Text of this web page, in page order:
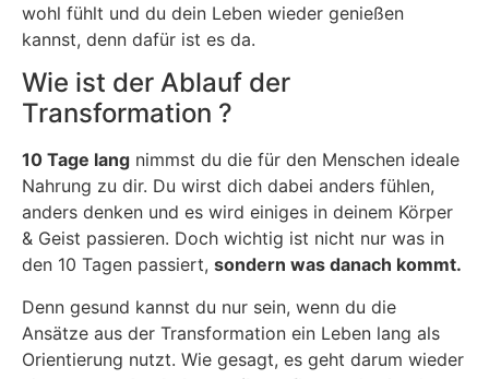
wohl fühlt und du dein Leben wieder genießen
kannst, denn dafür ist es da.
Wie ist der Ablauf der
Transformation ?
10 Tage lang nimmst du die für den Menschen ideale
Nahrung zu dir. Du wirst dich dabei anders fühlen,
anders denken und es wird einiges in deinem Körper
& Geist passieren. Doch wichtig ist nicht nur was in
den 10 Tagen passiert, sondern was danach kommt.
Denn gesund kannst du nur sein, wenn du die
Ansätze aus der Transformation ein Leben lang als
Orientierung nutzt. Wie gesagt, es geht darum wieder